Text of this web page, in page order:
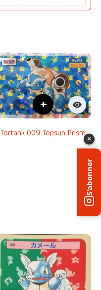
+
Tortank 009 Topsun Prism
×
S'abonner